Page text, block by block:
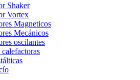
Shaker
Vortex
Magneticos
Mecánicos
oscilantes